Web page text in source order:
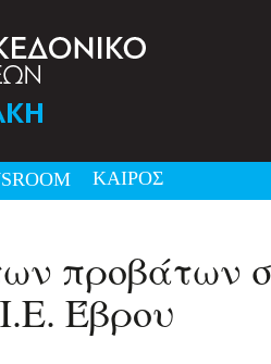
ΚΑΙΡΟΣ
προβάτων
Έβρου